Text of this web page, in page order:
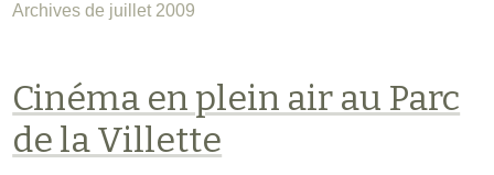
Archives de juillet 2009
Cinéma en plein air au Parc
de la Villette